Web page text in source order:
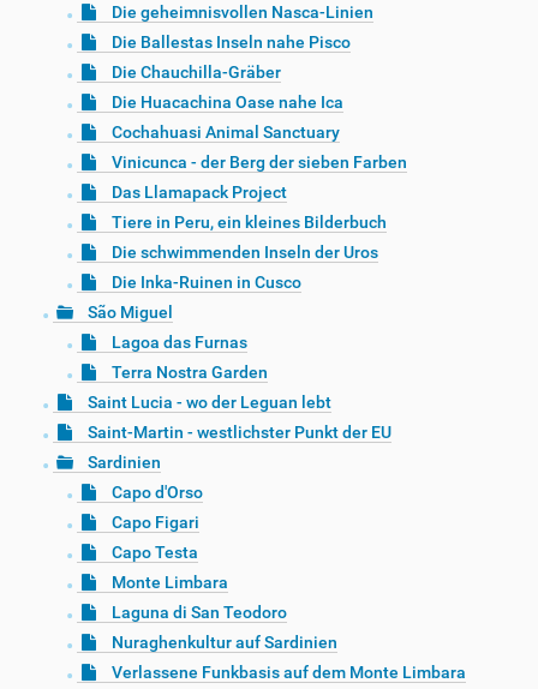
Die geheimnisvollen Nasca-Linien
Die Ballestas Inseln nahe Pisco
Die Chauchilla-Gräber
Die Huacachina Oase nahe Ica
Cochahuasi Animal Sanctuary
Vinicunca - der Berg der sieben Farben
Das Llamapack Project
Tiere in Peru, ein kleines Bilderbuch
Die schwimmenden Inseln der Uros
Die Inka-Ruinen in Cusco
São Miguel
Lagoa das Furnas
Terra Nostra Garden
Saint Lucia - wo der Leguan lebt
Saint-Martin - westlichster Punkt der EU
Sardinien
Capo d'Orso
Capo Figari
Capo Testa
Monte Limbara
Laguna di San Teodoro
Nuraghenkultur auf Sardinien
Verlassene Funkbasis auf dem Monte Limbara